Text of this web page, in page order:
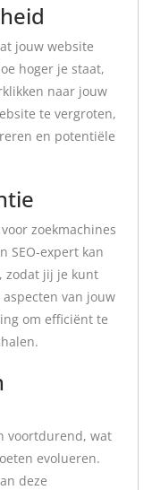
jouw website
hoger je staat,
naar jouw
te vergroten,
en potentiële
zoekmachines
SEO-expert kan
zodat jij je kunt
van jouw
om efficiënt te
voortdurend, wat
evolueren.
deze